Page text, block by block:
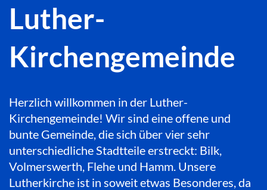
Luther-
Kirchengemeinde
Herzlich willkommen in der Luther-
Kirchengemeinde! Wir sind eine offene und
bunte Gemeinde, die sich über vier sehr
unterschiedliche Stadtteile erstreckt: Bilk,
Volmerswerth, Flehe und Hamm. Unsere
Lutherkirche ist in soweit etwas Besonderes, da